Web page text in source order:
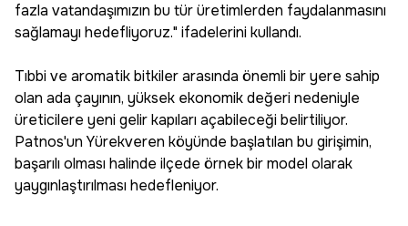
fazla vatandaşımızın bu tür üretimlerden faydalanmasını
sağlamayı hedefliyoruz." ifadelerini kullandı.
Tıbbi ve aromatik bitkiler arasında önemli bir yere sahip
olan ada çayının, yüksek ekonomik değeri nedeniyle
üreticilere yeni gelir kapıları açabileceği belirtiliyor.
Patnos'un Yürekveren köyünde başlatılan bu girişimin,
başarılı olması halinde ilçede örnek bir model olarak
yaygınlaştırılması hedefleniyor.